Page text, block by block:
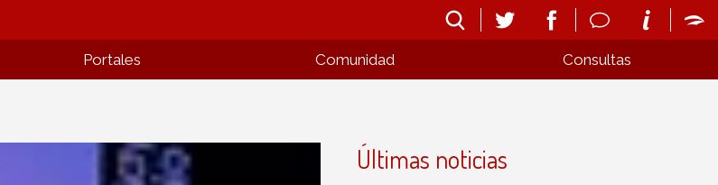
Portales Comunidad Consultas
Últimas noticias